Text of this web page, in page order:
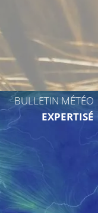
BULLETIN MÉTÉO
EXPERTISÉ